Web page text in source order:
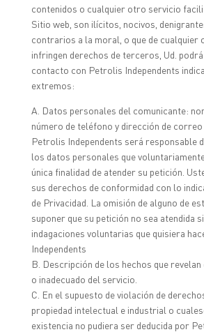
contenidos o cualquier otro servicio
Sitio web, son ilícitos, nocivos,
contrarios a la moral, o que de cualquier
infringen derechos de terceros, Ud.
contacto con Petrolis Independents
extremos:
A. Datos personales del comunicante:
número de teléfono y dirección de
Petrolis Independents será responsable
los datos personales que
única finalidad de atender su petición.
sus derechos de conformidad con lo
de Privacidad. La omisión de alguno de
suponer que su petición no sea atendida
indagaciones voluntarias que quisiera
Independents
B. Descripción de los hechos que
o inadecuado del servicio.
C. En el supuesto de violación de
propiedad intelectual e industrial o
existencia no pudiera ser deducida por